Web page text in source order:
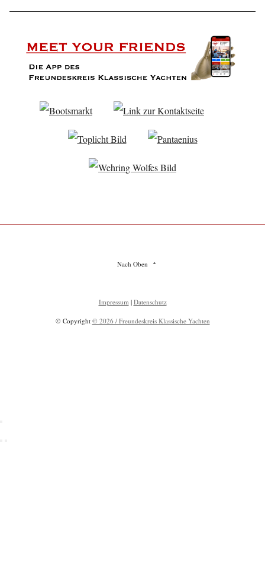
Nach Oben
Impressum | Datenschutz
© Copyright © 2026 / Freundeskreis Klassische Yachten